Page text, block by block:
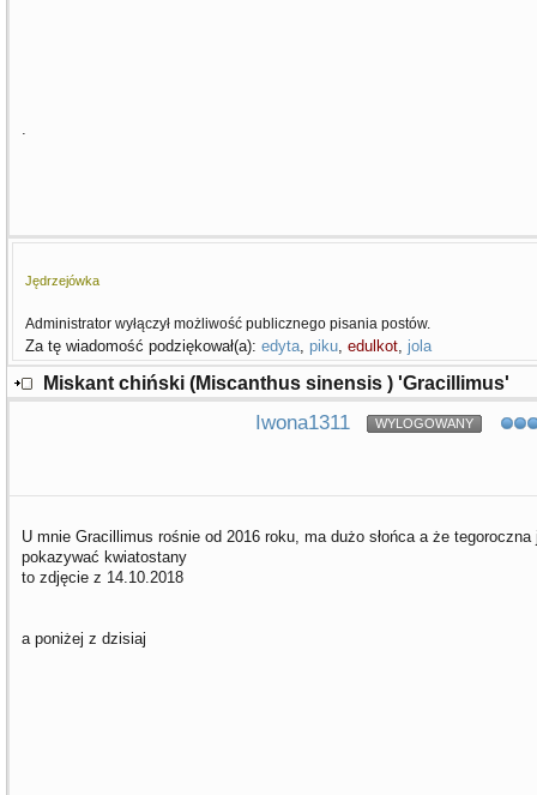
.
Jędrzejówka
Administrator wyłączył możliwość publicznego pisania postów.
Za tę wiadomość podziękował(a): edyta, piku, edulkot, jola
Miskant chiński (Miscanthus sinensis ) 'Gracillimus'
Iwona1311 WYLOGOWANY
U mnie Gracillimus rośnie od 2016 roku, ma dużo słońca a że tegoroczna
pokazywać kwiatostany
to zdjęcie z 14.10.2018
a poniżej z dzisiaj